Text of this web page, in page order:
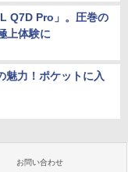
Q7D Pro」。圧巻の
上体験に
魅力！ポケットに入
お問い合わせ